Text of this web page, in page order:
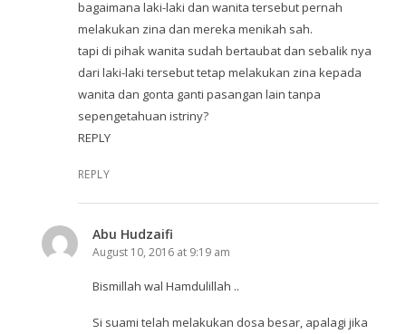
bagaimana laki-laki dan wanita tersebut pernah
melakukan zina dan mereka menikah sah.
tapi di pihak wanita sudah bertaubat dan sebalik nya
dari laki-laki tersebut tetap melakukan zina kepada
wanita dan gonta ganti pasangan lain tanpa
sepengetahuan istriny?
REPLY
REPLY
Abu Hudzaifi
August 10, 2016 at 9:19 am
Bismillah wal Hamdulillah ..
Si suami telah melakukan dosa besar, apalagi jika